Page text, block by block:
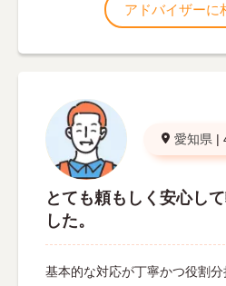
アドバイザーに
愛知県 |
とても頼もしく安心し
した。
基本的な対応が丁寧かつ役割